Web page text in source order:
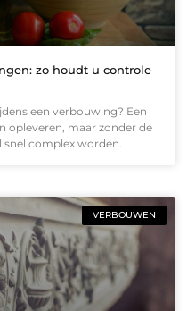
zo houdt u controle
een verbouwing? Een
opleveren, maar zonder de
complex worden.
VERBOUWEN